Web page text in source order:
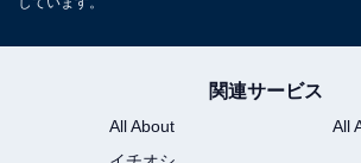
関連サービス
All About
All